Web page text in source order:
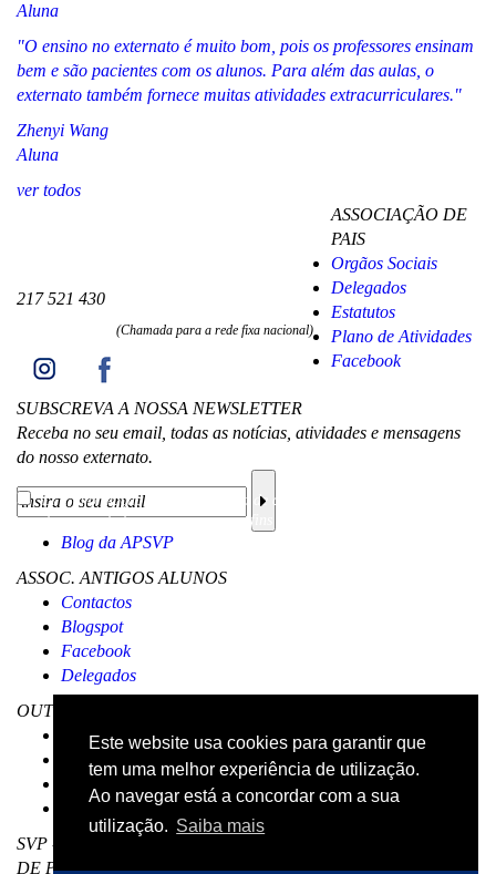
Este website usa cookies para garantir que
tem uma melhor experiência de utilização.
Ao navegar está a concordar com a sua
utilização. Saiba mais
Aluna
"O ensino no externato é muito bom, pois os professores ensinam
bem e são pacientes com os alunos. Para além das aulas, o
externato também fornece muitas atividades extracurriculares."
Zhenyi Wang
Aluna
ver todos
217 521 430
(Chamada para a rede fixa nacional)
SUBSCREVA A NOSSA NEWSLETTER
Receba no seu email, todas as notícias, atividades e mensagens
do nosso externato.
Li ainformação sobre a proteção de dados
uso dos meus dados pessoais para os fins mencionados.
ASSOCIAÇÃO DE
PAIS
Orgãos Sociais
Delegados
Estatutos
Plano de Atividades
Facebook
Blog da APSVP
ASSOC. ANTIGOS ALUNOS
Contactos
Blogspot
Facebook
Delegados
OUTROS
Visita Virtual
Livro de reclamações
Canal de Denúncias
SVP - EXTERNATO LICEAL DAS CASAS DE SÃO VICENTE
DE PAULO - Lisboa © Todos os direitos reservados |Política de